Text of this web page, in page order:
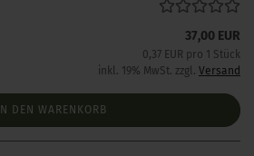
37,00 EUR
0,37 EUR pro 1 Stück
inkl. 19% MwSt. zzgl. Versand
IN DEN WARENKORB